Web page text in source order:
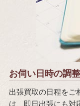
お伺い日時の調整
出張買取の日程をご
は、即日出張にも対